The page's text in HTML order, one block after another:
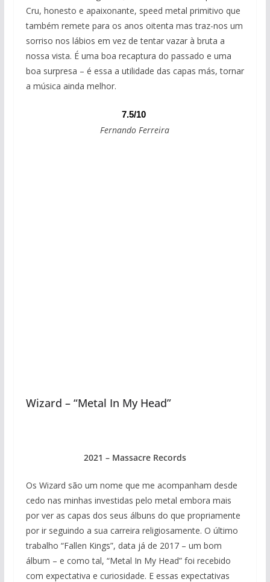
Cru, honesto e apaixonante, speed metal primitivo que
também remete para os anos oitenta mas traz-nos um
sorriso nos lábios em vez de tentar vazar à bruta a
nossa vista. É uma boa recaptura do passado e uma
boa surpresa – é essa a utilidade das capas más, tornar
a música ainda melhor.
7.5/10
Fernando Ferreira
Wizard – “Metal In My Head”
2021 – Massacre Records
Os Wizard são um nome que me acompanham desde
cedo nas minhas investidas pelo metal embora mais
por ver as capas dos seus álbuns do que propriamente
por ir seguindo a sua carreira religiosamente. O último
trabalho “Fallen Kings”, data já de 2017 – um bom
álbum – e como tal, “Metal In My Head” foi recebido
com expectativa e curiosidade. E essas expectativas